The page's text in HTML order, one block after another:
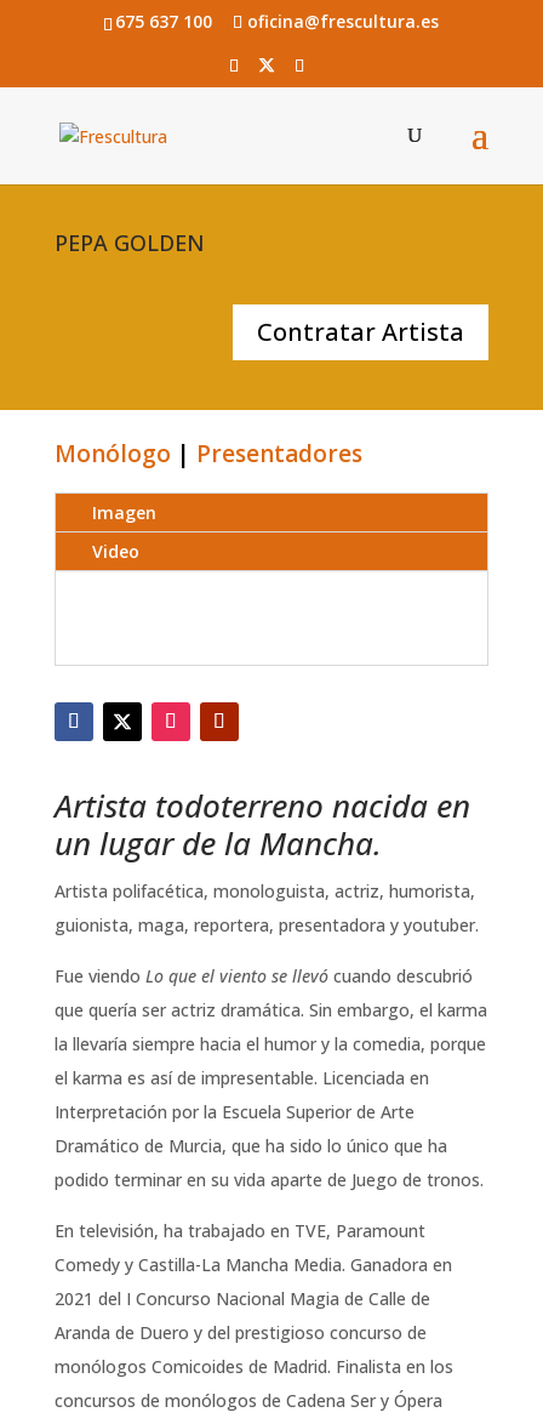
675 637 100 oficina@frescultura.es
PEPA GOLDEN
Contratar Artista
Monólogo | Presentadores
Imagen
Video
Artista todoterreno nacida en
un lugar de la Mancha.
Artista polifacética, monologuista, actriz, humorista,
guionista, maga, reportera, presentadora y youtuber.
Fue viendo Lo que el viento se llevócuando descubrió
que quería ser actriz dramática. Sin embargo, el karma
la llevaría siempre hacia el humor y la comedia, porque
el karma es así de impresentable. Licenciada en
Interpretación por la Escuela Superior de Arte
Dramático de Murcia, que ha sido lo único que ha
podido terminar en su vida aparte de Juego de tronos.
En televisión, ha trabajado en TVE, Paramount
Comedy y Castilla-La Mancha Media. Ganadora en
2021 del I Concurso Nacional Magia de Calle de
Aranda de Duero y del prestigioso concurso de
monólogos Comicoides de Madrid. Finalista en los
concursos de monólogos de Cadena Ser y Ópera